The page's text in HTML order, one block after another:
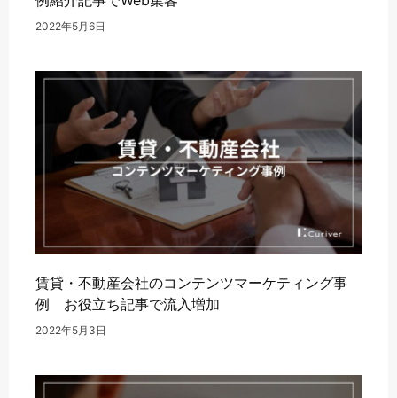
2022年5月6日
賃貸・不動産会社のコンテンツマーケティング事
例 お役立ち記事で流入増加
2022年5月3日